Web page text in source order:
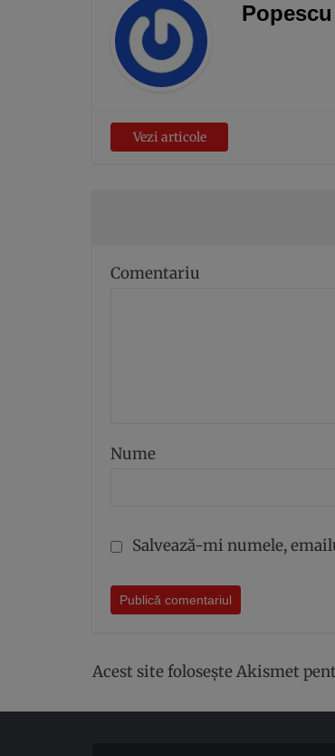
Vezi articole
Comentariu
Nume
Salvează-mi numele,
Acest site folosește Akismet